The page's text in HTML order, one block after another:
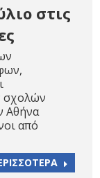
στις
σχολών
Αθήνα
από